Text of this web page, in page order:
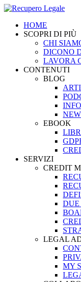
HOME
SCOPRI DI PIÙ
CHI
DICONO
LAVORA
CONTENUTI
BLOG
EBOOK
SERVIZI
CREDIT
DUE
LEGAL
MY